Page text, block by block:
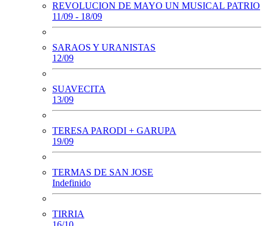
REVOLUCION DE MAYO UN MUSICAL PATRIO
11/09 - 18/09
SARAOS Y URANISTAS
12/09
SUAVECITA
13/09
TERESA PARODI + GARUPA
19/09
TERMAS DE SAN JOSE
Indefinido
TIRRIA